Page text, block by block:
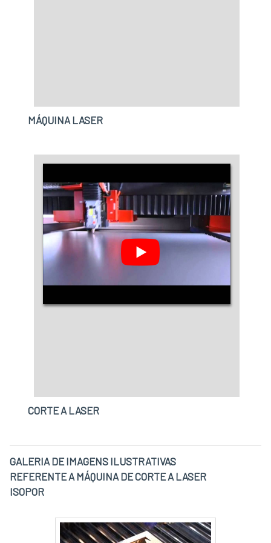
MÁQUINA LASER
CORTE A LASER
GALERIA DE IMAGENS ILUSTRATIVAS
REFERENTE A MÁQUINA DE CORTE A LASER
ISOPOR